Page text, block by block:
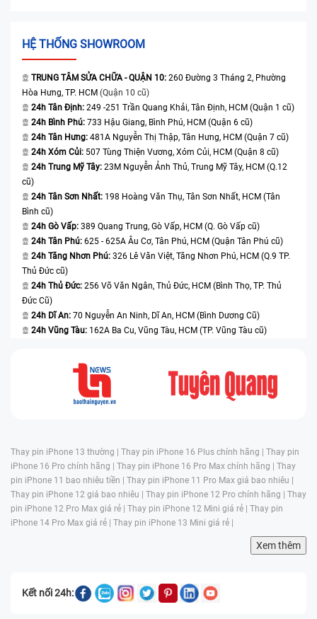
HỆ THỐNG SHOWROOM
TRUNG TÂM SỬA CHỮA - QUẬN 10: 260 Đường 3 Tháng 2, Phường
Hòa Hưng, TP. HCM (Quận 10 cũ)
24h Tân Định: 249 -251 Trần Quang Khải, Tân Định, HCM (Quận 1 cũ)
24h Bình Phú: 733 Hậu Giang, Bình Phú, HCM (Quận 6 cũ)
24h Tân Hưng: 481A Nguyễn Thị Thập, Tân Hưng, HCM (Quận 7 cũ)
24h Xóm Củi: 507 Tùng Thiện Vương, Xóm Củi, HCM (Quận 8 cũ)
24h Trung Mỹ Tây: 23M Nguyễn Ảnh Thủ, Trung Mỹ Tây, HCM (Q.12
cũ)
24h Tân Sơn Nhất: 198 Hoàng Văn Thụ, Tân Sơn Nhất, HCM (Tân
Bình cũ)
24h Gò Vấp: 389 Quang Trung, Gò Vấp, HCM (Q. Gò Vấp cũ)
24h Tân Phú: 625 - 625A Âu Cơ, Tân Phú, HCM (Quận Tân Phú cũ)
24h Tăng Nhơn Phú: 326 Lê Văn Việt, Tăng Nhơn Phú, HCM (Q.9 TP.
Thủ Đức cũ)
24h Thủ Đức: 256 Võ Văn Ngân, Thủ Đức, HCM (Bình Thọ, TP. Thủ
Đức Cũ)
24h Dĩ An: 70 Nguyễn An Ninh, Dĩ An, HCM (Bình Dương Cũ)
24h Vũng Tàu: 162A Ba Cu, Vũng Tàu, HCM (TP. Vũng Tàu cũ)
Thay pin iPhone 13 thường | Thay pin iPhone 16 Plus chính hãng | Thay pin
iPhone 16 Pro chính hãng | Thay pin iPhone 16 Pro Max chính hãng | Thay
pin iPhone 11 bao nhiêu tiền | Thay pin iPhone 11 Pro Max giá bao nhiêu |
Thay pin iPhone 12 giá bao nhiêu | Thay pin iPhone 12 Pro chính hãng | Thay
pin iPhone 12 Pro Max giá rẻ | Thay pin iPhone 12 Mini giá rẻ | Thay pin
iPhone 14 Pro Max giá rẻ | Thay pin iPhone 13 Mini giá rẻ |
Xem thêm
Kết nối 24h: